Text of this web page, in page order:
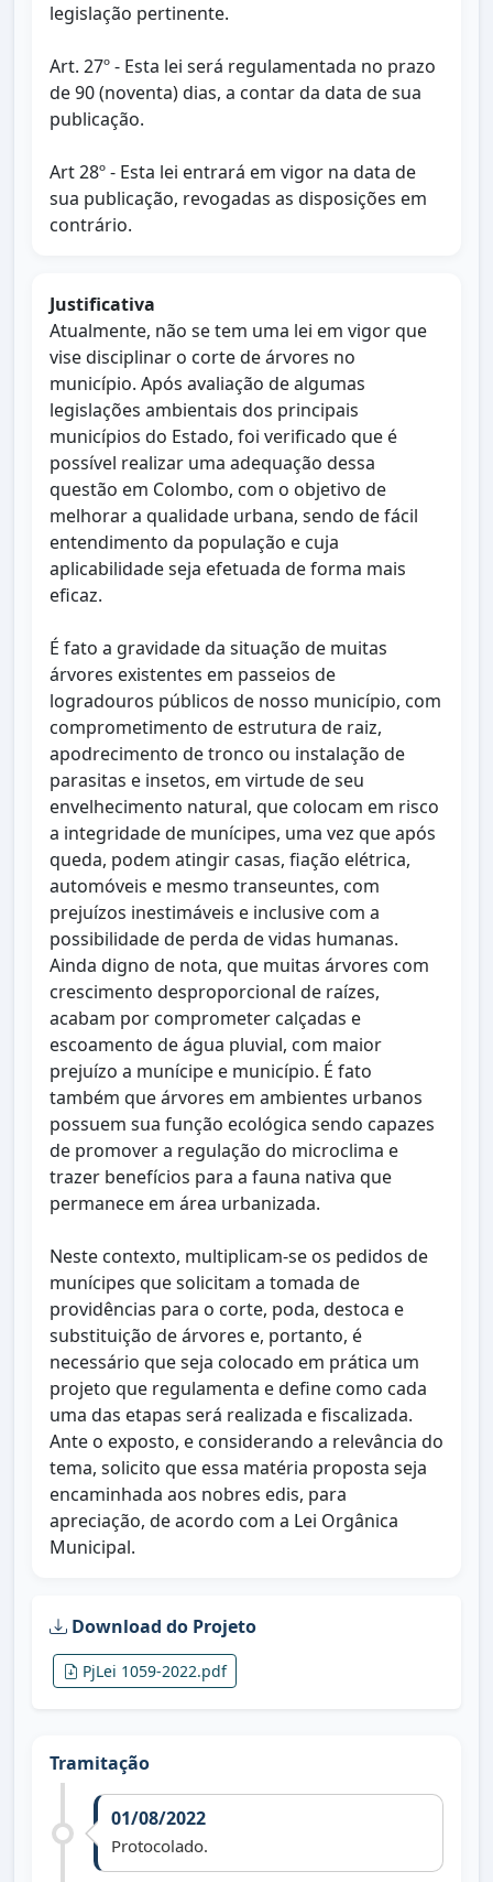
legislação pertinente.
Art. 27º - Esta lei será regulamentada no prazo
de 90 (noventa) dias, a contar da data de sua
publicação.
Art 28º - Esta lei entrará em vigor na data de
sua publicação, revogadas as disposições em
contrário.
Justificativa
Atualmente, não se tem uma lei em vigor que
vise disciplinar o corte de árvores no
município. Após avaliação de algumas
legislações ambientais dos principais
municípios do Estado, foi verificado que é
possível realizar uma adequação dessa
questão em Colombo, com o objetivo de
melhorar a qualidade urbana, sendo de fácil
entendimento da população e cuja
aplicabilidade seja efetuada de forma mais
eficaz.
É fato a gravidade da situação de muitas
árvores existentes em passeios de
logradouros públicos de nosso município, com
comprometimento de estrutura de raiz,
apodrecimento de tronco ou instalação de
parasitas e insetos, em virtude de seu
envelhecimento natural, que colocam em risco
a integridade de munícipes, uma vez que após
queda, podem atingir casas, fiação elétrica,
automóveis e mesmo transeuntes, com
prejuízos inestimáveis e inclusive com a
possibilidade de perda de vidas humanas.
Ainda digno de nota, que muitas árvores com
crescimento desproporcional de raízes,
acabam por comprometer calçadas e
escoamento de água pluvial, com maior
prejuízo a munícipe e município. É fato
também que árvores em ambientes urbanos
possuem sua função ecológica sendo capazes
de promover a regulação do microclima e
trazer benefícios para a fauna nativa que
permanece em área urbanizada.
Neste contexto, multiplicam-se os pedidos de
munícipes que solicitam a tomada de
providências para o corte, poda, destoca e
substituição de árvores e, portanto, é
necessário que seja colocado em prática um
projeto que regulamenta e define como cada
uma das etapas será realizada e fiscalizada.
Ante o exposto, e considerando a relevância do
tema, solicito que essa matéria proposta seja
encaminhada aos nobres edis, para
apreciação, de acordo com a Lei Orgânica
Municipal.
Download do Projeto
PjLei 1059-2022.pdf
Tramitação
01/08/2022
Protocolado.